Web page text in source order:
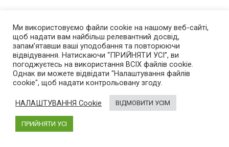
SW вперше пропонує автомобіль- «універсал» з
новим логотипом, новим дизайнерським стилем,
новим характером.Новий «лев»-логотип зокрема і
універсал PEUGEOT 308 SW в цілому служать
чудовими прикладами втілення французької
вишуканості і фірмових «ноу-хау» в даному класі
автомобілів . Новинка створена в повній
Ми використовуємо файли cookie на нашому веб-сайті,
щоб надати вам найбільш релевантний досвід,
запам’ятавши ваші уподобання та повторюючи
відвідування. Натискаючи “ПРИЙНЯТИ УСІ”, ви
погоджуєтесь на використання ВСІХ файлів cookie.
Однак ви можете відвідати "Налаштування файлів
cookie", щоб надати контрольовану згоду.
НАЛАШТУВАННЯ Cookie ВІДМОВИТИ УСІМ
ПРИЙНЯТИ УСІ